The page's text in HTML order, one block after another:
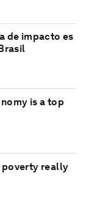
de impacto es
is a top
poverty really